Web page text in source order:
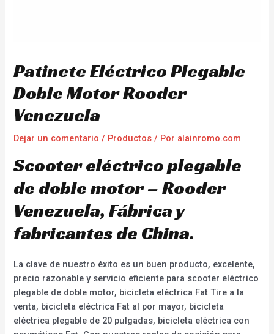
Patinete Eléctrico Plegable
Doble Motor Rooder
Venezuela
Dejar un comentario / Productos / Por alainromo.com
Scooter eléctrico plegable
de doble motor – Rooder
Venezuela, Fábrica y
fabricantes de China.
La clave de nuestro éxito es un buen producto, excelente,
precio razonable y servicio eficiente para scooter eléctrico
plegable de doble motor, bicicleta eléctrica Fat Tire a la
venta, bicicleta eléctrica Fat al por mayor, bicicleta
eléctrica plegable de 20 pulgadas, bicicleta eléctrica con